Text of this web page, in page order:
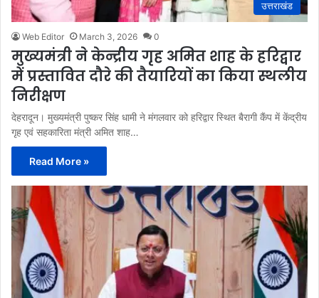
उत्तराखंड
Web Editor March 3, 2026 0
मुख्यमंत्री ने केन्द्रीय गृह अमित शाह के हरिद्वार
में प्रस्तावित दौरे की तैयारियों का किया स्थलीय
निरीक्षण
देहरादून। मुख्यमंत्री पुष्कर सिंह धामी ने मंगलवार को हरिद्वार स्थित बैरागी कैंप में केंद्रीय
गृह एवं सहकारिता मंत्री अमित शाह…
Read More »